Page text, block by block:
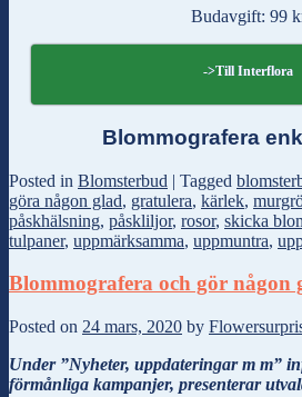
Budavgift: 99
->Till Interflora
Blommografera
Posted in Blomsterbud | Tagged
göra någon glad, gratulera, kärlek,
påskhälsning, påskliljor, rosor, skicka
tulpaner, uppmärksamma, uppmuntra,
Blommografera och gör någon
Posted on 24 mars, 2020 by
Under ”Nyheter, uppdateringar m m”
förmånliga kampanjer, presenterar